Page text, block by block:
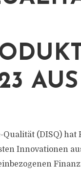
AUS
(DISQ)
Innovationen